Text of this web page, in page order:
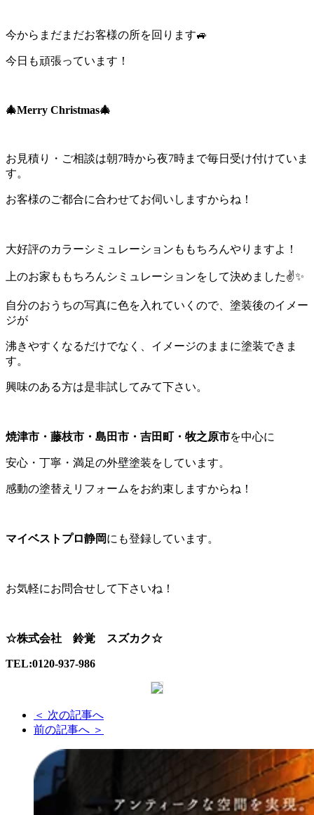
今からまだまだお客様の所を回ります🚙
今日も頑張っています！
🎄Merry Christmas🎄
お見積り・ご相談は朝7時から夜7時まで毎日受け付けていま
す。
お客様のご都合に合わせてお伺いしますからね！
大好評のカラーシミュレーションももちろんやりますよ！
上のお家ももちろんシミュレーションをして決めました✌✨
自分のおうちの写真に色を入れていくので、塗装後のイメー
ジが
沸きやすくなるだけでなく、イメージのままに塗装できま
す。
興味のある方は是非試してみて下さい。
焼津市・藤枝市・島田市・吉田町・牧之原市を中心に
安心・丁寧・満足の外壁塗装をしています。
感動の塗替えリフォームをお約束しますからね！
マイベストプロ静岡にも登録しています。
お気軽にお問合せして下さいね！
☆株式会社 鈴覚 スズカク☆
TEL:0120-937-986
＜ 次の記事へ
前の記事へ ＞